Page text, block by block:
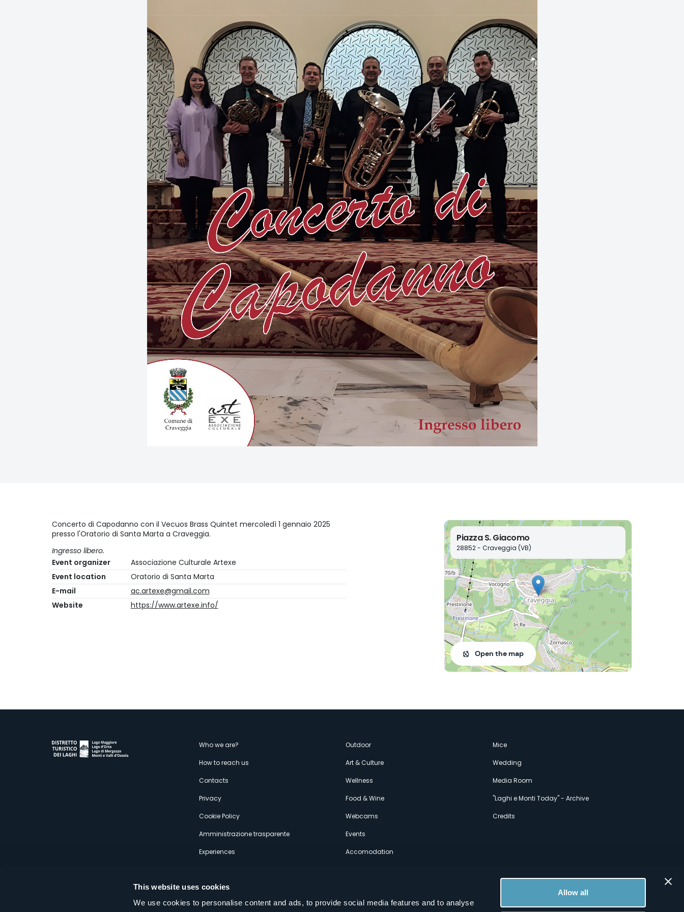
This website uses cookies
We use cookies to personalise content and ads, to provide social media features and to analyse
Allow all
Concerto di Capodanno con il Vecuos Brass Quintet mercoledì 1 gennaio 2025
presso l'Oratorio di Santa Marta a Craveggia.
Ingresso libero.
Event organizer
Associazione Culturale Artexe
Event location
Oratorio di Santa Marta
E-mail
ac.artexe@gmail.com
Website
https://www.artexe.info/
Piazza S. Giacomo
28852 - Craveggia (VB)
Open the map
Menù
secondario
Who we are?
How to reach us
Contacts
Privacy
Cookie Policy
Amministrazione trasparente
Experiences
Outdoor
Art & Culture
Wellness
Food & Wine
Webcams
Events
Accomodation
Mice
Wedding
Media Room
"Laghi e Monti Today" - Archive
Credits